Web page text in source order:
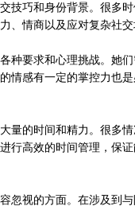
技巧和身份背景。很多
、情商以及应对复杂社
种要求和心理挑战。她
情感有一定的掌控力也
量的时间和精力。很多
行高效的时间管理，保
忽视的方面。在涉及到